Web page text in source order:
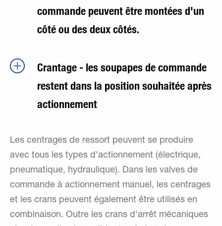
commande peuvent être montées d'un
côté ou des deux côtés.
Crantage - les soupapes de commande
restent dans la position souhaitée après
actionnement
Les centrages de ressort peuvent se produire
avec tous les types d'actionnement (électrique,
pneumatique, hydraulique). Dans les valves de
commande à actionnement manuel, les centrages
et les crans peuvent également être utilisés en
combinaison. Outre les crans d'arrêt mécaniques